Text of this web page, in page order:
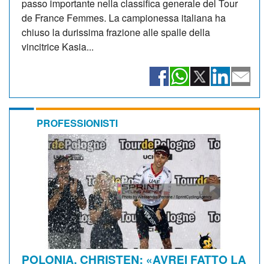
passo importante nella classifica generale del Tour
de France Femmes. La campionessa italiana ha
chiuso la durissima frazione alle spalle della
vincitrice Kasia...
PROFESSIONISTI
POLONIA. CHRISTEN: «AVREI FATTO LA